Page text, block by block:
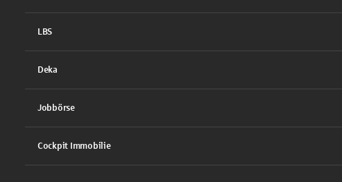
LBS
Deka
Jobbörse
Cockpit Immobilie